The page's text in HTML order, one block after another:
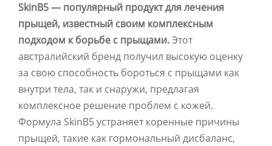
SkinB5 — популярный продукт для лечения
прыщей, известный своим комплексным
подходом к борьбе с прыщами.Этот
австралийский бренд получил высокую оценку
за свою способность бороться с прыщами как
внутри тела, так и снаружи, предлагая
комплексное решение проблем с кожей.
Формула SkinB5 устраняет коренные причины
прыщей, такие как гормональный дисбаланс,